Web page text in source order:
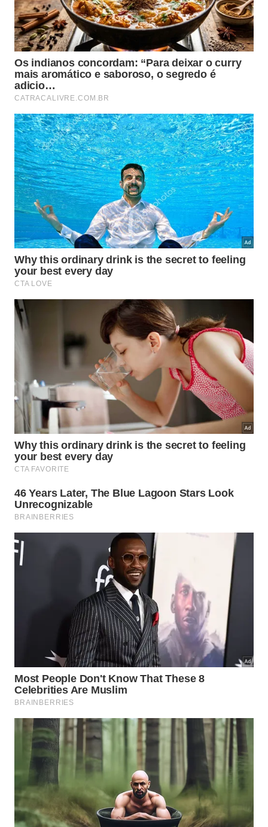
vulneráveis.
Isso não significa que o cão goste menos das outras
pessoas da casa. Na maioria dos casos, ele apenas
desenvolveu uma conexão mais intensa com quem
participa mais da sua rotina e oferece experiências
positivas ao longo do dia. Esse comportamento é
proximidade emocional.